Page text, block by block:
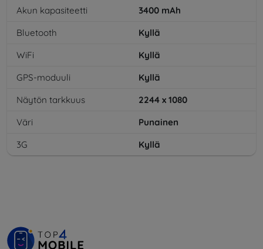
Akun kapasiteetti
3400 mAh
Bluetooth
Kyllä
WiFi
Kyllä
GPS-moduuli
Kyllä
Näytön tarkkuus
2244 x 1080
Väri
Punainen
3G
Kyllä